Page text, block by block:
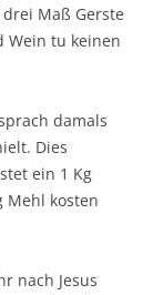
Maß Gerste
Wein tu keinen
damals
Dies
ein 1 Kg
Mehl kosten
nach Jesus